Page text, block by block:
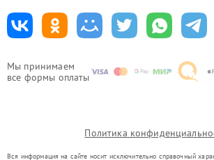
Мы принимаем
все формы оплаты
Политика
Вся информация на сайте носит исключительно справочный